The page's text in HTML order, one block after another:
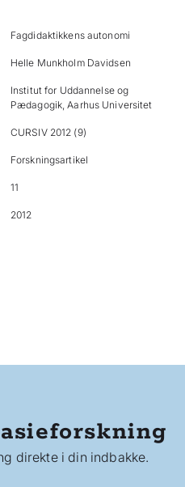
Fagdidaktikkens autonomi
Helle Munkholm Davidsen
Institut for Uddannelse og
Pædagogik, Aarhus Universitet
CURSIV 2012 (9)
Forskningsartikel
11
2012
direkte i din indbakke.